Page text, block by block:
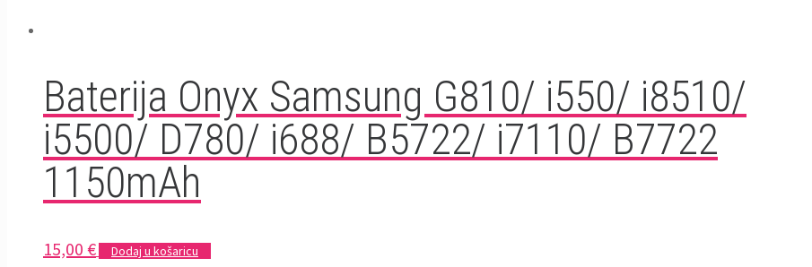
Baterija Onyx Samsung G810/ i550/ i8510/
i5500/ D780/ i688/ B5722/ i7110/ B7722
1150mAh
15,00 € Dodaj u košaricu